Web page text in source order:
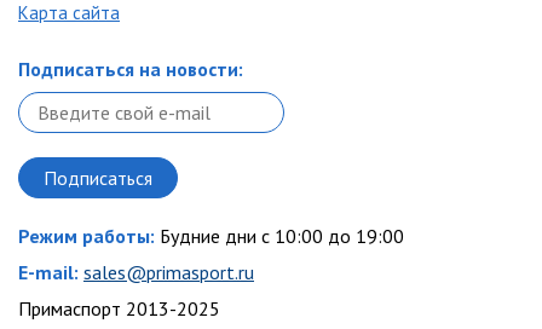
Карта сайта
Подписаться на новости:
Режим работы: Будние дни с 10:00 до 19:00
E-mail: sales@primasport.ru
Примаспорт 2013-2025